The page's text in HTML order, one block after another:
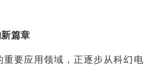
篇章
重要应用领域，正逐步从科幻电